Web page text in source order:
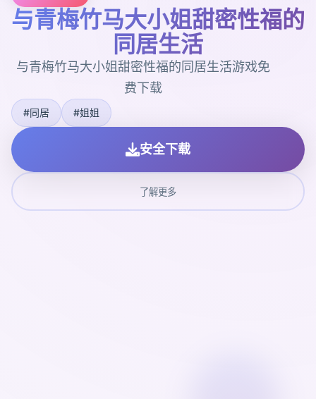
与青梅竹马大小姐甜密性福的
同居生活
与青梅竹马大小姐甜密性福的同居生活游戏免
费下载
#同居 #姐姐
安全下载
了解更多